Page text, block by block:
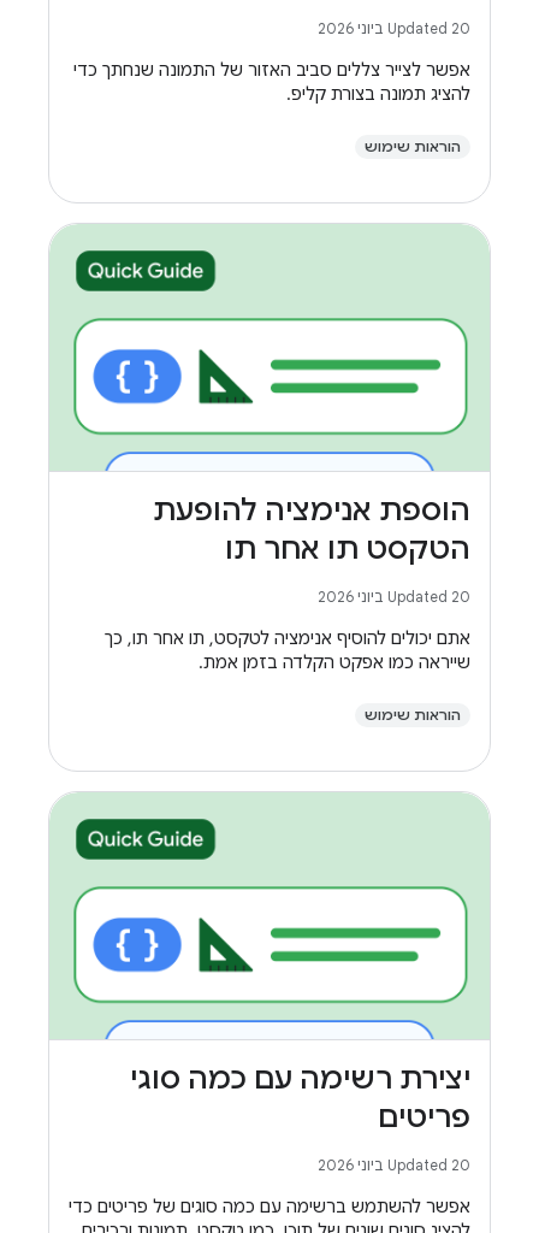
Updated 20 ביוני 2026
אפשר לצייר צללים סביב האזור של התמונה שנחתך כדי
להציג תמונה בצורת קליפ.
הוראות שימוש
הוספת אנימציה להופעת
הטקסט תו אחר תו
Updated 20 ביוני 2026
אתם יכולים להוסיף אנימציה לטקסט, תו אחר תו, כך
שייראה כמו אפקט הקלדה בזמן אמת.
הוראות שימוש
יצירת רשימה עם כמה סוגי
פריטים
Updated 20 ביוני 2026
אפשר להשתמש ברשימה עם כמה סוגים של פריטים כדי